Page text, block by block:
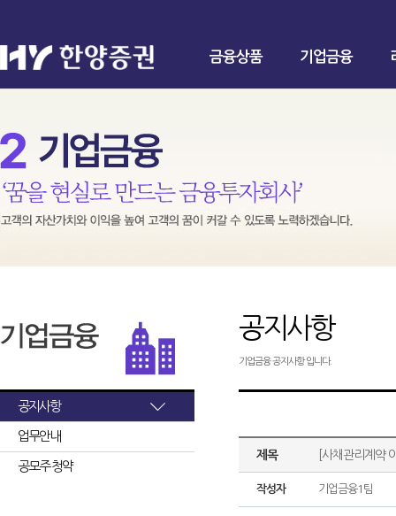
금융상품 기업금융
공지사항
업무안내
공모주 청약
공지사항
기업금융 공지사항 입니다.
제목 [사채관리계약
작성자 기업금융1팀